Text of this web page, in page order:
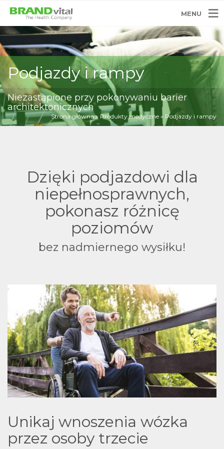
MENU
Podjazdy i rampy
Niezastąpione przy pokonywaniu barier
architektonicznych
Strona główna» Produkty medyczne » Podjazdy i rampy
Dzięki podjazdowi dla
niepełnosprawnych,
pokonasz różnicę
poziomów
bez nadmiernego wysiłku!
Unikaj wnoszenia wózka
przez osoby trzecie